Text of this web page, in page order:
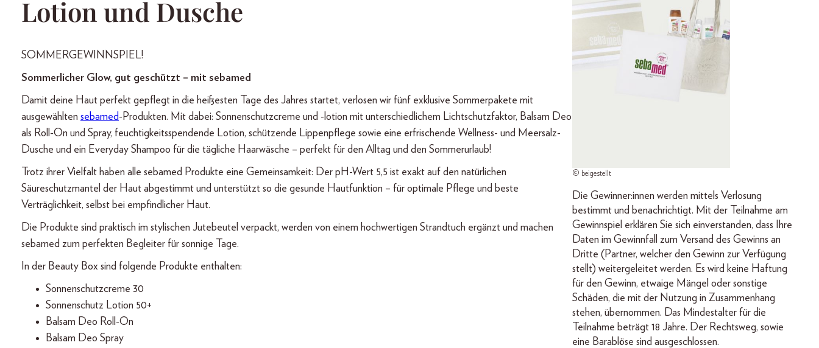
Lotion und Dusche
SOMMERGEWINNSPIEL!
Sommerlicher Glow, gut geschützt – mit sebamed
Damit deine Haut perfekt gepflegt in die heißesten Tage des Jahres startet, verlosen wir fünf exklusive Sommerpakete mit
ausgewählten sebamed-Produkten. Mit dabei: Sonnenschutzcreme und -lotion mit unterschiedlichem Lichtschutzfaktor, Balsam Deo
als Roll-On und Spray, feuchtigkeitsspendende Lotion, schützende Lippenpflege sowie eine erfrischende Wellness- und Meersalz-
Dusche und ein Everyday Shampoo für die tägliche Haarwäsche – perfekt für den Alltag und den Sommerurlaub!
Trotz ihrer Vielfalt haben alle sebamed Produkte eine Gemeinsamkeit: Der pH-Wert 5,5 ist exakt auf den natürlichen
Säureschutzmantel der Haut abgestimmt und unterstützt so die gesunde Hautfunktion – für optimale Pflege und beste
Verträglichkeit, selbst bei empfindlicher Haut.
Die Produkte sind praktisch im stylischen Jutebeutel verpackt, werden von einem hochwertigen Strandtuch ergänzt und machen
sebamed zum perfekten Begleiter für sonnige Tage.
In der Beauty Box sind folgende Produkte enthalten:
Sonnenschutzcreme 30
Sonnenschutz Lotion 50+
Balsam Deo Roll-On
Balsam Deo Spray
© beigestellt
Die Gewinner:innen werden mittels Verlosung
bestimmt und benachrichtigt. Mit der Teilnahme am
Gewinnspiel erklären Sie sich einverstanden, dass Ihre
Daten im Gewinnfall zum Versand des Gewinns an
Dritte (Partner, welcher den Gewinn zur Verfügung
stellt) weitergeleitet werden. Es wird keine Haftung
für den Gewinn, etwaige Mängel oder sonstige
Schäden, die mit der Nutzung in Zusammenhang
stehen, übernommen. Das Mindestalter für die
Teilnahme beträgt 18 Jahre. Der Rechtsweg, sowie
eine Barablöse sind ausgeschlossen.